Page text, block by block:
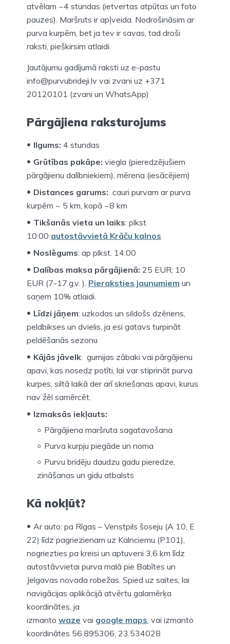
atvēlam ~4 stundas (ietvertas atpūtas un foto
pauzes). Maršruts ir apļveida. Nodrošināsim ar
purva kurpēm, bet ja tev ir savas, tad droši
raksti, pieškirsim atlaidi.
Jautājumu gadījumā raksti uz e-pastu
info@purvubrideji.lv vai zvani uz +371
20120101 (zvani un WhatsApp)
Pārgājiena raksturojums
Ilgums: 4 stundas
Grūtības pakāpe: viegla (pieredzējušiem
pārgājienu dalībniekiem), mērena (iesācējiem)
Distances garums: cauri purvam ar purva
kurpēm ~ 5 km, kopā ~8 km
Tikšanās vieta un laiks: plkst.
10:00 autostāvvietā Krāču kalnos
Noslēgums: ap plkst. 14:00
Dalības maksa pārgājienā: 25 EUR; 10
EUR (7-17.g.v. ). Pieraksties jaunumiem un
saņem 10% atlaidi.
Līdzi jāņem: uzkodas un sildošs dzēriens,
peldbikses un dvielis, ja esi gatavs turpināt
peldēšanās sezonu
Kājās jāvelk: gumijas zābaki vai pārgājienu
apavi, kas nosedz potīti, lai var stiprināt purva
kurpes, siltā laikā der arī skriešanas apavi, kurus
nav žēl samērcēt.
Izmaksās iekļauts:
Pārgājiena maršruta sagatavošana
Purva kurpju piegāde un noma
Purvu bridēju daudzu gadu pieredze,
zināšanas un gidu atbalsts
Kā nokļūt?
Ar auto: pa Rīgas – Venstpils šoseju (A 10, E
22) līdz pagriezienam uz Kalnciemu (P101),
nogriezties pa kreisi un aptuveni 3,6 km līdz
autostāvvietai purva malā pie Babītes un
Jelgavas novada robežas. Spied uz saites, lai
navigācijas aplikācijā atvērtu galamērķa
koordinātes, ja
izmanto waze vai google maps , vai izmanto
koordinātes 56.895306, 23.534028